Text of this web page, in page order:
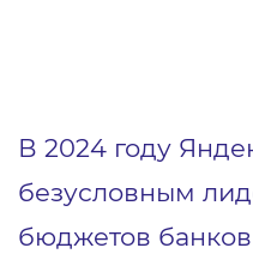
В 2024 году
безусловным
бюджетов